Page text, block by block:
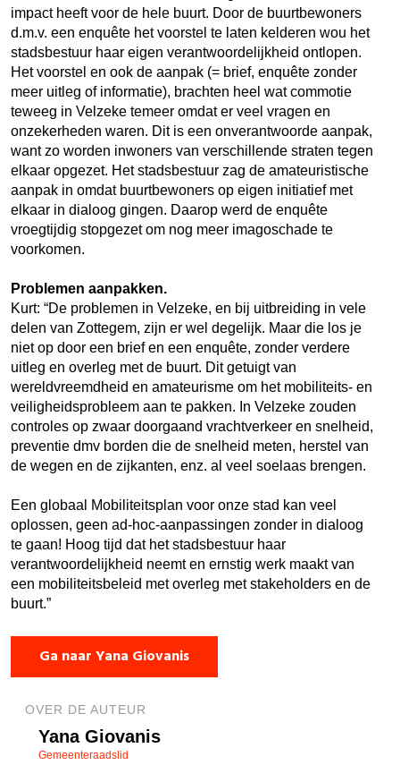
impact heeft voor de hele buurt. Door de buurtbewoners
d.m.v. een enquête het voorstel te laten kelderen wou het
stadsbestuur haar eigen verantwoordelijkheid ontlopen.
Het voorstel en ook de aanpak (= brief, enquête zonder
meer uitleg of informatie), brachten heel wat commotie
teweeg in Velzeke temeer omdat er veel vragen en
onzekerheden waren. Dit is een onverantwoorde aanpak,
want zo worden inwoners van verschillende straten tegen
elkaar opgezet. Het stadsbestuur zag de amateuristische
aanpak in omdat buurtbewoners op eigen initiatief met
elkaar in dialoog gingen. Daarop werd de enquête
vroegtijdig stopgezet om nog meer imagoschade te
voorkomen.
Problemen aanpakken.
Kurt: “De problemen in Velzeke, en bij uitbreiding in vele
delen van Zottegem, zijn er wel degelijk. Maar die los je
niet op door een brief en een enquête, zonder verdere
uitleg en overleg met de buurt. Dit getuigt van
wereldvreemdheid en amateurisme om het mobiliteits- en
veiligheidsprobleem aan te pakken. In Velzeke zouden
controles op zwaar doorgaand vrachtverkeer en snelheid,
preventie dmv borden die de snelheid meten, herstel van
de wegen en de zijkanten, enz. al veel soelaas brengen.
Een globaal Mobiliteitsplan voor onze stad kan veel
oplossen, geen ad-hoc-aanpassingen zonder in dialoog
te gaan! Hoog tijd dat het stadsbestuur haar
verantwoordelijkheid neemt en ernstig werk maakt van
een mobiliteitsbeleid met overleg met stakeholders en de
buurt.”
Ga naar Yana Giovanis
OVER DE AUTEUR
Yana Giovanis
Gemeenteraadslid